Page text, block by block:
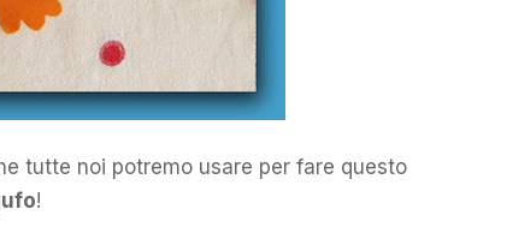
tutte noi potremo usare per fare questo
!